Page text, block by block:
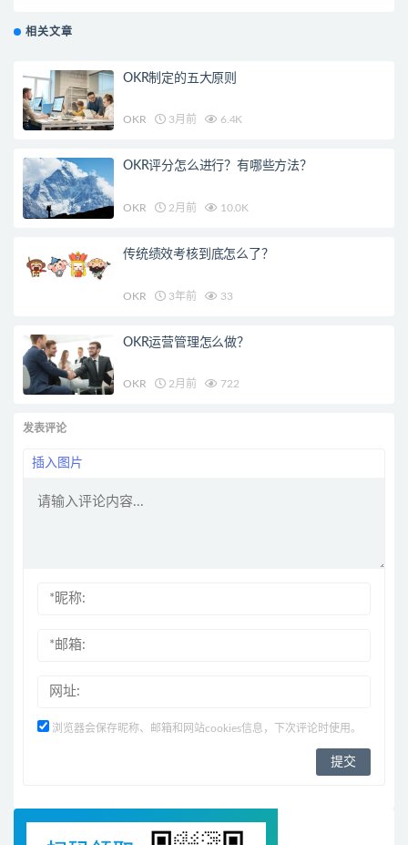
相关文章
OKR制定的五大原则
OKR 3月前 6.4K
OKR评分怎么进行？有哪些方法？
OKR 2月前 10.0K
传统绩效考核到底怎么了？
OKR 3年前 33
OKR运营管理怎么做？
OKR 2月前 722
发表评论
插入图片
浏览器会保存昵称、邮箱和网站cookies信息，下次评论时使用。